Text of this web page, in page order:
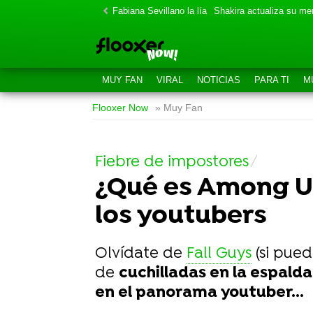
Fabiana Sevillano la lía Shakira actualiza su
MUY FAN VIRAL NOTICIAS PARA TI
Flooxer Now » Muy Fan
Fiebre de impostores
¿Qué es Among
los youtubers
Olvídate de Fall Guys (si
de cuchilladas en la
en el panorama youtuber...